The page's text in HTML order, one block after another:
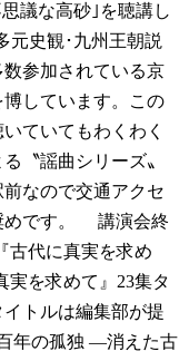
議な高砂｣を聴講し
元史観･九州王朝説
参加されている京
しています。この
ていてもわくわく
〝謡曲シリーズ〟
なので交通アクセ
です。
講演会終
古代に真実を求め
実を求めて』23集タ
トルは編集部が提
年の孤独 ―消えた古